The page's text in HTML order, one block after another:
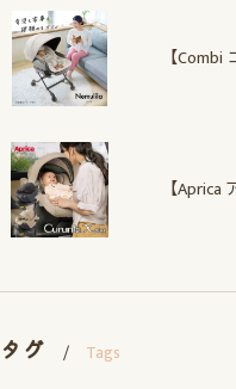
タグ Tags